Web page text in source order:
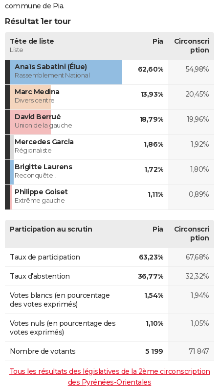
commune de Pia.
Résultat 1er tour
Tête de liste
Liste
Pia
Circonscri
ption
Anaïs Sabatini (Élue)
Rassemblement National
62,60% 54,98%
Marc Medina
Divers centre
13,93% 20,45%
David Berrué
Union de la gauche
18,79% 19,96%
Mercedes Garcia
Régionaliste
1,86% 1,92%
Brigitte Laurens
Reconquête !
1,72% 1,80%
Philippe Goiset
Extrême gauche
1,11% 0,89%
Participation au scrutin Pia
Circonscri
ption
Taux de participation 63,23% 67,68%
Taux d'abstention 36,77% 32,32%
Votes blancs (en pourcentage
des votes exprimés)
1,54% 1,94%
Votes nuls (en pourcentage des
votes exprimés)
1,10% 1,05%
Nombre de votants 5 199 71 847
Tous les résultats des législatives de la 2ème circonscription
des Pyrénées-Orientales